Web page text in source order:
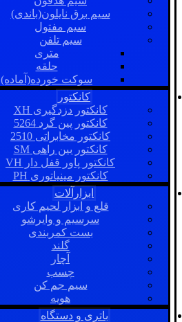
سیم برق نایلون(باندی)
سیم مفتول
سیم تلفن
متری
حلقه
سوکت خورده(آماده)
کانکتور
کانکتور دزدگیری XH
کانکتور پین گرد 5264
کانکتور مخابراتی 2510
کانکتور بین راهی SM
کانکتور پاور قفل دار VH
کانکتور مینیاتوری PH
ابزارآلات
قلع و ابزار لحیم کاری
سرسیم و وایرشو
بست کمربندی
گلند
آچار
چسب
سیم جم کن
هویه
باتری و دستگاه